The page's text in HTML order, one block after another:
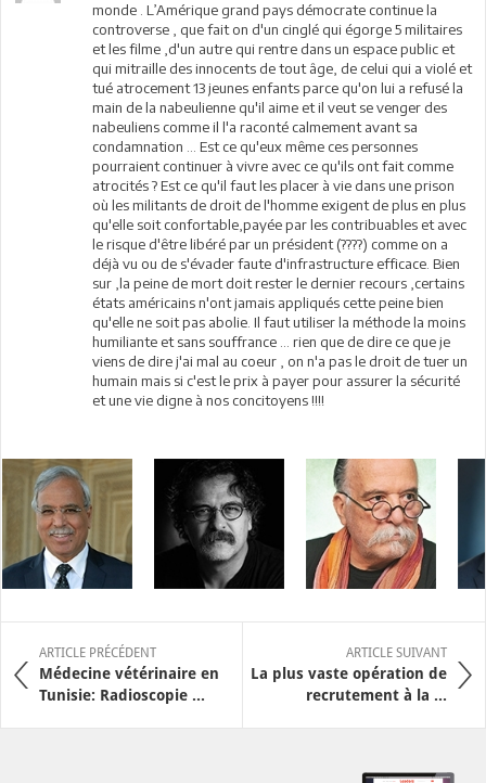
monde . L’Amérique grand pays démocrate continue la
controverse , que fait on d'un cinglé qui égorge 5 militaires
et les filme ,d'un autre qui rentre dans un espace public et
qui mitraille des innocents de tout âge, de celui qui a violé et
tué atrocement 13 jeunes enfants parce qu'on lui a refusé la
main de la nabeulienne qu'il aime et il veut se venger des
nabeuliens comme il l'a raconté calmement avant sa
condamnation ... Est ce qu'eux même ces personnes
pourraient continuer à vivre avec ce qu'ils ont fait comme
atrocités ? Est ce qu'il faut les placer à vie dans une prison
où les militants de droit de l'homme exigent de plus en plus
qu'elle soit confortable,payée par les contribuables et avec
le risque d'être libéré par un président (????) comme on a
déjà vu ou de s'évader faute d'infrastructure efficace. Bien
sur ,la peine de mort doit rester le dernier recours ,certains
états américains n'ont jamais appliqués cette peine bien
qu'elle ne soit pas abolie. Il faut utiliser la méthode la moins
humiliante et sans souffrance ... rien que de dire ce que je
viens de dire j'ai mal au coeur , on n'a pas le droit de tuer un
humain mais si c'est le prix à payer pour assurer la sécurité
et une vie digne à nos concitoyens !!!!
ARTICLE PRÉCÉDENT
Médecine vétérinaire en
Tunisie: Radioscopie ...
ARTICLE SUIVANT
La plus vaste opération de
recrutement à la ...